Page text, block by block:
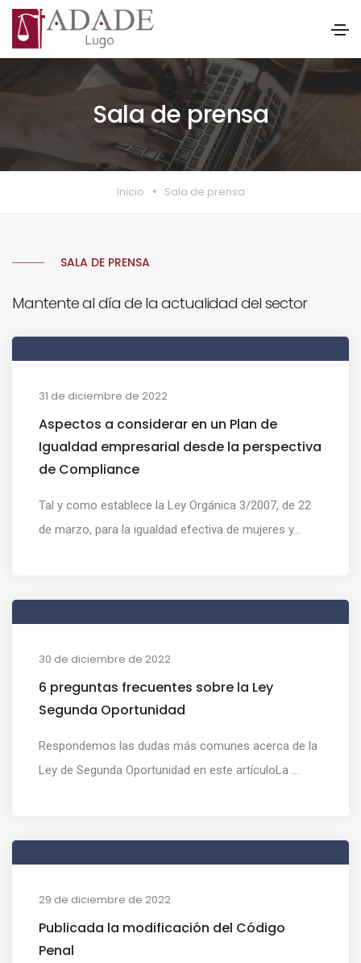
Sala de prensa
Inicio Sala de prensa
SALA DE PRENSA
Mantente al día de la actualidad del sector
31 de diciembre de 2022
Aspectos a considerar en un Plan de
Igualdad empresarial desde la perspectiva
de Compliance
Tal y como establece la Ley Orgánica 3/2007, de 22
de marzo, para la igualdad efectiva de mujeres y...
30 de diciembre de 2022
6 preguntas frecuentes sobre la Ley
Segunda Oportunidad
Respondemos las dudas más comunes acerca de la
Ley de Segunda Oportunidad en este artículoLa ...
29 de diciembre de 2022
Publicada la modificación del Código
Penal